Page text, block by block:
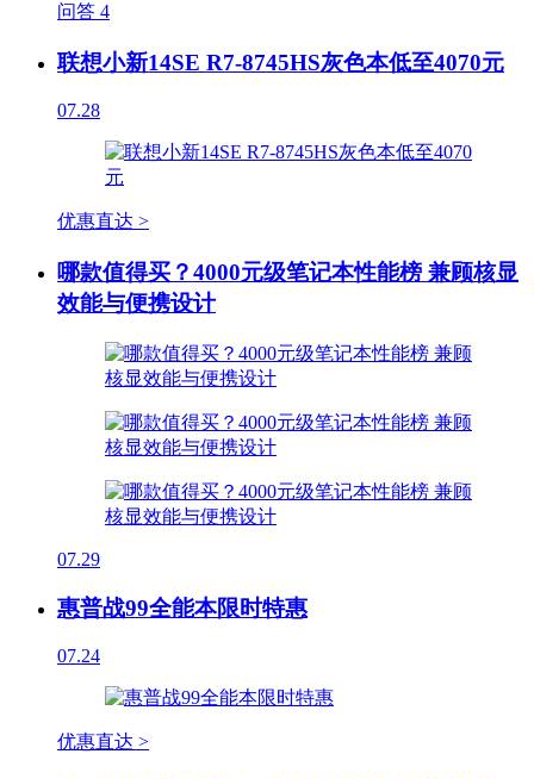
问答 4
联想小新14SE R7-8745HS灰色本低至4070元
07.28
优惠直达 >
哪款值得买？4000元级笔记本性能榜 兼顾核显
效能与便携设计
07.29
惠普战99全能本限时特惠
07.24
优惠直达 >